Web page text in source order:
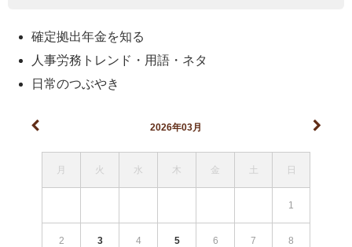
確定拠出年金を知る
人事労務トレンド・用語・ネタ
日常のつぶやき
2026年03月
月 火 水 木 金 土 日
1
2 3 4 5 6 7 8